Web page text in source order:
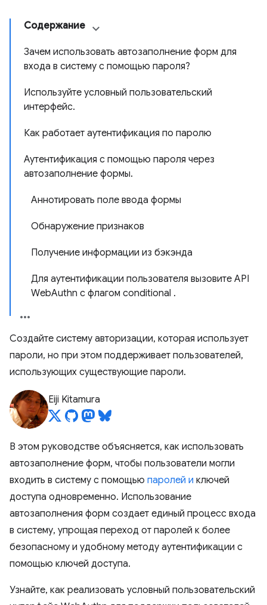
Содержание
Зачем использовать автозаполнение форм для
входа в систему с помощью пароля?
Используйте условный пользовательский
интерфейс.
Как работает аутентификация по паролю
Аутентификация с помощью пароля через
автозаполнение формы.
Аннотировать поле ввода формы
Обнаружение признаков
Получение информации из бэкэнда
Для аутентификации пользователя вызовите API
WebAuthn с флагом conditional .
Создайте систему авторизации, которая использует
пароли, но при этом поддерживает пользователей,
использующих существующие пароли.
Eiji Kitamura
В этом руководстве объясняется, как использовать
автозаполнение форм, чтобы пользователи могли
входить в систему с помощью паролей и ключей
доступа одновременно. Использование
автозаполнения форм создает единый процесс входа
в систему, упрощая переход от паролей к более
безопасному и удобному методу аутентификации с
помощью ключей доступа.
Узнайте, как реализовать условный пользовательский